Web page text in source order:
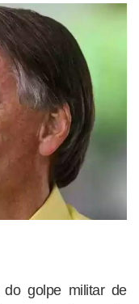
golpe militar de